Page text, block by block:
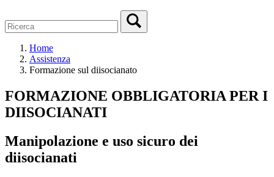
Home
Assistenza
Formazione sul diisocianato
FORMAZIONE OBBLIGATORIA PER I
DIISOCIANATI
Manipolazione e uso sicuro dei
diisocianati